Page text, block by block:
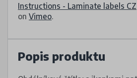
Instructions - Laminate labels CZ
on Vimeo.
Popis produktu